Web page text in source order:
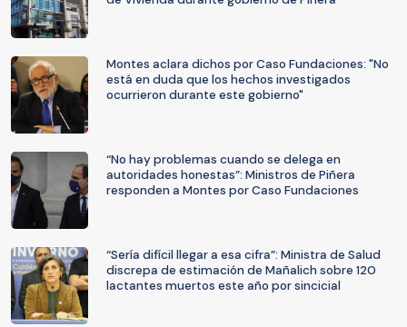
Montes aclara dichos por Caso Fundaciones: "No
está en duda que los hechos investigados
ocurrieron durante este gobierno"
“No hay problemas cuando se delega en
autoridades honestas”: Ministros de Piñera
responden a Montes por Caso Fundaciones
“Sería difícil llegar a esa cifra”: Ministra de Salud
discrepa de estimación de Mañalich sobre 120
lactantes muertos este año por sincicial